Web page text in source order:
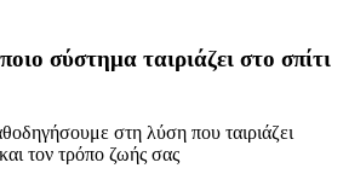
σύστημα ταιριάζει στο σπίτι
στη λύση που ταιριάζει
τον τρόπο ζωής σας